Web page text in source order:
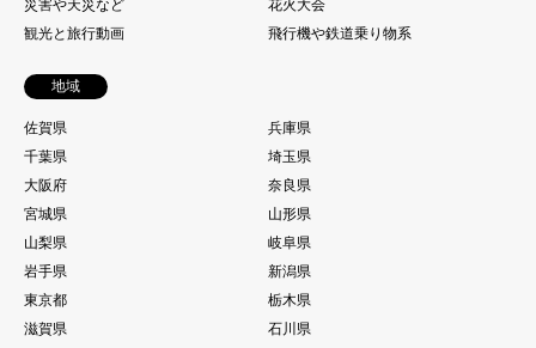
災害や天災など
花火大会
観光と旅行動画
飛行機や鉄道乗り物系
地域
佐賀県
兵庫県
千葉県
埼玉県
大阪府
奈良県
宮城県
山形県
山梨県
岐阜県
岩手県
新潟県
東京都
栃木県
滋賀県
石川県